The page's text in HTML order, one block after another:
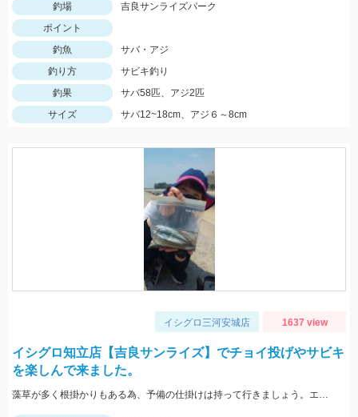
釣場
吉良サンライズパーク
ポイント
釣魚
サバ・アジ
釣り方
サビキ釣り
釣果
サバ58匹、アジ2匹
サイズ
サバ12~18cm、アジ６～8cm
イシグロ三河安城店 1637 view
イシグロ知立店【吉良サンライズ】でチョイ投げやサビキ
を楽しんで来ました。
藻草が多く根掛かりもある為、予備の仕掛けは持って行きましょう。エサは石ゴカイを使用しました。